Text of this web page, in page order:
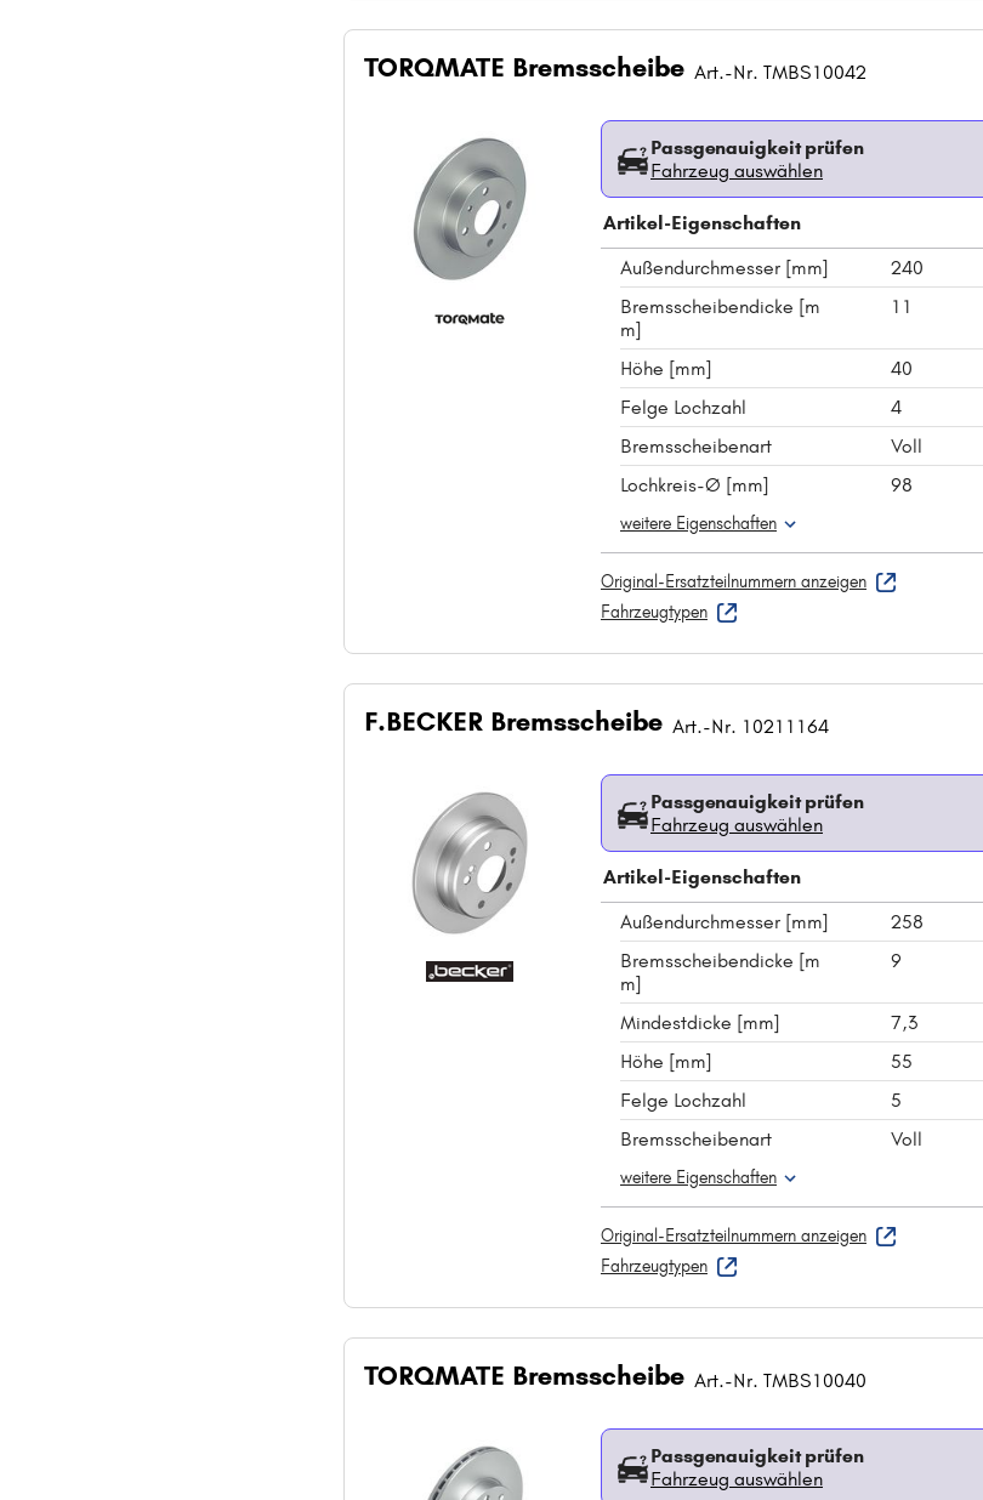
TORQMATE Bremsscheibe Art.-Nr. TMBS10042
Passgenauigkeit prüfen
Fahrzeug auswählen
Artikel-Eigenschaften
Außendurchmesser [mm]
240
Bremsscheibendicke [m
m]
11
Höhe [mm]
40
Felge Lochzahl
4
Bremsscheibenart
Voll
Lochkreis-Ø [mm]
98
weitere Eigenschaften
Original-Ersatzteilnummern anzeigen
Fahrzeugtypen
F.BECKER Bremsscheibe Art.-Nr. 10211164
Passgenauigkeit prüfen
Fahrzeug auswählen
Artikel-Eigenschaften
Außendurchmesser [mm]
258
Bremsscheibendicke [m
m]
9
Mindestdicke [mm]
7,3
Höhe [mm]
55
Felge Lochzahl
5
Bremsscheibenart
Voll
weitere Eigenschaften
Original-Ersatzteilnummern anzeigen
Fahrzeugtypen
TORQMATE Bremsscheibe Art.-Nr. TMBS10040
Passgenauigkeit prüfen
Fahrzeug auswählen